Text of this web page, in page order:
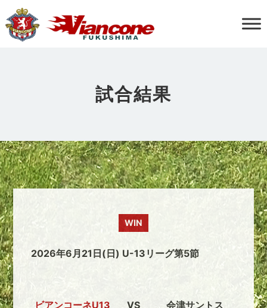
試合結果
WIN
2026年6月21日(日) U-13リーグ第5節
ビアンコーネU13 VS 会津サントス